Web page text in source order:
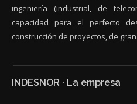
ingeniería (industrial, de
capacidad para el perfecto
construcción de proyectos, de
INDESNOR · La empresa